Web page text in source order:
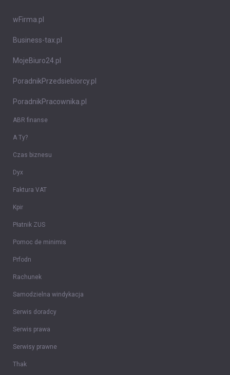
wFirma.pl
Business-tax.pl
MojeBiuro24.pl
PoradnikPrzedsiebiorcy.pl
PoradnikPracownika.pl
ABR finanse
A Ty?
Czas biznesu
Dyx
Faktura VAT
Kpir
Płatnik ZUS
Pomoc de minimis
Prfodn
Rachunek
Samodzielna windykacja
Serwis doradcy
Serwis prawa
Serwisy prawne
Thak